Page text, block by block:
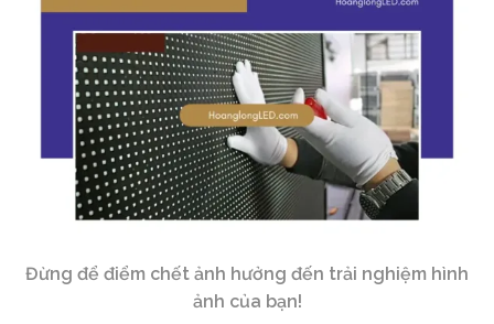
Đừng để điểm chết ảnh hưởng đến trải nghiệm hình
ảnh của bạn!